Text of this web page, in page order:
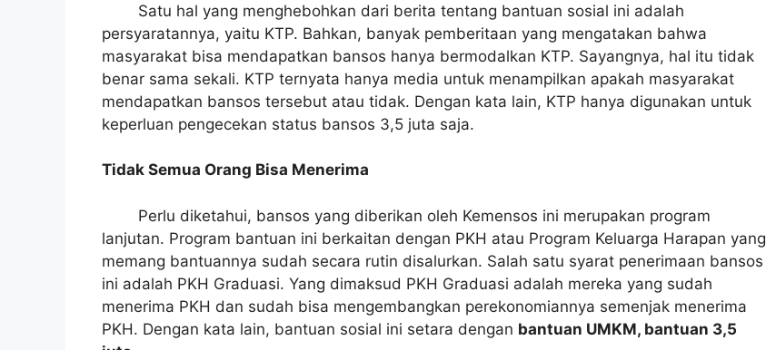
Satu hal yang menghebohkan dari berita tentang bantuan sosial ini adalah
persyaratannya, yaitu KTP. Bahkan, banyak pemberitaan yang mengatakan bahwa
masyarakat bisa mendapatkan bansos hanya bermodalkan KTP. Sayangnya, hal itu tidak
benar sama sekali. KTP ternyata hanya media untuk menampilkan apakah masyarakat
mendapatkan bansos tersebut atau tidak. Dengan kata lain, KTP hanya digunakan untuk
keperluan pengecekan status bansos 3,5 juta saja.
Tidak Semua Orang Bisa Menerima
Perlu diketahui, bansos yang diberikan oleh Kemensos ini merupakan program
lanjutan. Program bantuan ini berkaitan dengan PKH atau Program Keluarga Harapan yang
memang bantuannya sudah secara rutin disalurkan. Salah satu syarat penerimaan bansos
ini adalah PKH Graduasi. Yang dimaksud PKH Graduasi adalah mereka yang sudah
menerima PKH dan sudah bisa mengembangkan perekonomiannya semenjak menerima
PKH. Dengan kata lain, bantuan sosial ini setara dengan bantuan UMKM, bantuan 3,5